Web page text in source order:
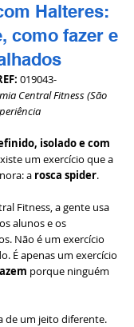
Halteres:
como fazer e
019043-
Central Fitness (São
isolado e com
um exercício que a
a rosca spider.
Fitness, a gente usa
alunos e os
Não é um exercício
É apenas um exercício
porque ninguém
de um jeito diferente.